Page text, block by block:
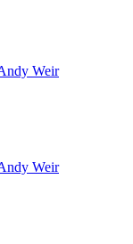
Weir
Weir